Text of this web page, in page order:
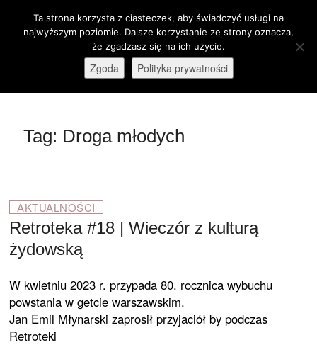
stare-kino.pl
ZAPRASZAMY
M
e
B
Tag: Droga młodych
AKTUALNOŚCI
Retroteka #18 | Wieczór z kulturą
żydowską
W kwietniu 2023 r. przypada 80. rocznica wybuchu
powstania w getcie warszawskim.
Jan Emil Młynarski zaprosił przyjaciół by podczas
Retroteki
Otwórz pasek narzędzi
Ta strona korzysta z ciasteczek, aby świadczyć usługi na
najwyższym poziomie. Dalsze korzystanie ze strony oznacza,
że zgadzasz się na ich użycie.
Zgoda Polityka prywatności